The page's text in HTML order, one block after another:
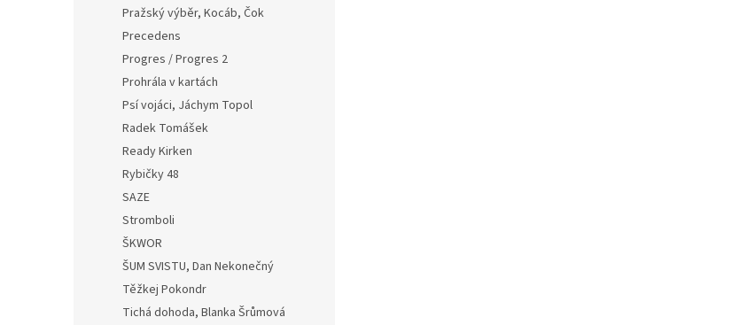
Pražský výběr, Kocáb, Čok
Precedens
Progres / Progres 2
Prohrála v kartách
Psí vojáci, Jáchym Topol
Radek Tomášek
Ready Kirken
Rybičky 48
SAZE
Stromboli
ŠKWOR
ŠUM SVISTU, Dan Nekonečný
Těžkej Pokondr
Tichá dohoda, Blanka Šrůmová